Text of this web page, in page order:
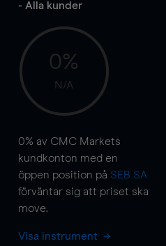
- Alla kunder
0%
N/A
0% av CMC Markets
kundkonton med en
öppen position på SEB SA
förväntar sig att priset ska
move.
Visa instrument